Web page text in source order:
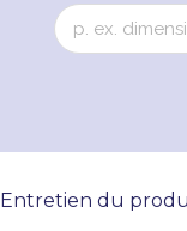
Entretien du